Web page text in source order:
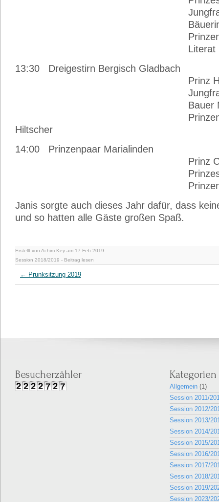
Jungfrau
Bäuerin
Prinzenführer
Literat Daniel
13:30 Dreigestirn Bergisch Gladbach
Prinz
Jungfrau
Bauer
Prinzenführer
Hiltscher
14:00 Prinzenpaar Marialinden
Prinz
Prinzessin
Prinzenführer
Janis sorgte auch dieses Jahr dafür, dass
und so hatten alle Gäste großen Spaß.
Erstellt von Achim Key am 17 Feb 2019
Session 2018/2019 - Beitrag lesen
← Prunksitzung 2019
Besucherzähler Kategorien
Allgemein (1)
Session 2011/
Session 2012/
Session 2013/
Session 2014/
Session 2015/
Session 2016/
Session 2017/
Session 2018/
Session 2019/
Session 2023/